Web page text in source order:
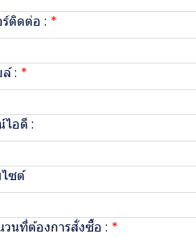
ร์ติดต่อ :
ล์ :
ไอดี :
ไซต์
วนที่ต้องการสั่งซื้อ :